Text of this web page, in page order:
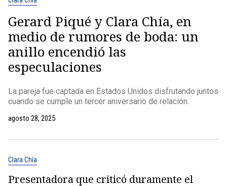
Gerard Piqué y Clara Chía, en
medio de rumores de boda: un
anillo encendió las
especulaciones
La pareja fue captada en Estados Unidos disfrutando juntos
cuando se cumple un tercer aniversario de relación.
agosto 28, 2025
Clara Chía
Presentadora que criticó duramente el